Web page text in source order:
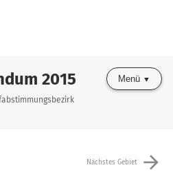
2015 Menü
Nächstes Gebiet arrow_forward